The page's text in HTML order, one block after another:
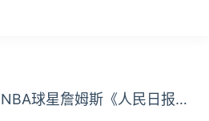
NBA球星詹姆斯《人民日报》